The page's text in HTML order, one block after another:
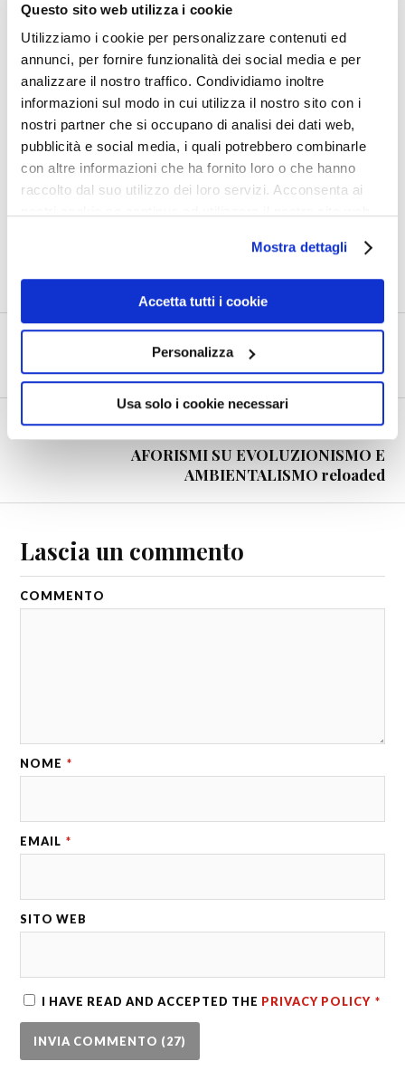
Questo sito web utilizza i cookie
Utilizziamo i cookie per personalizzare contenuti ed
annunci, per fornire funzionalità dei social media e per
analizzare il nostro traffico. Condividiamo inoltre
informazioni sul modo in cui utilizza il nostro sito con i
nostri partner che si occupano di analisi dei dati web,
pubblicità e social media, i quali potrebbero combinarle
con altre informazioni che ha fornito loro o che hanno
raccolto dal suo utilizzo dei loro servizi. Acconsenta ai
Mostra dettagli
Accetta tutti i cookie
Personalizza
Usa solo i cookie necessari
“Perché il deposito dove poi devo conferire l’olio
combusto è a tre chilometri da casa.”
ORAZIA
Shares
I detti di Pasquino 3
SUCCESSIVO
AFORISMI SU EVOLUZIONISMO E
AMBIENTALISMO reloaded
Lascia un commento
COMMENTO
NOME *
EMAIL *
SITO WEB
I HAVE READ AND ACCEPTED THE PRIVACY POLICY *